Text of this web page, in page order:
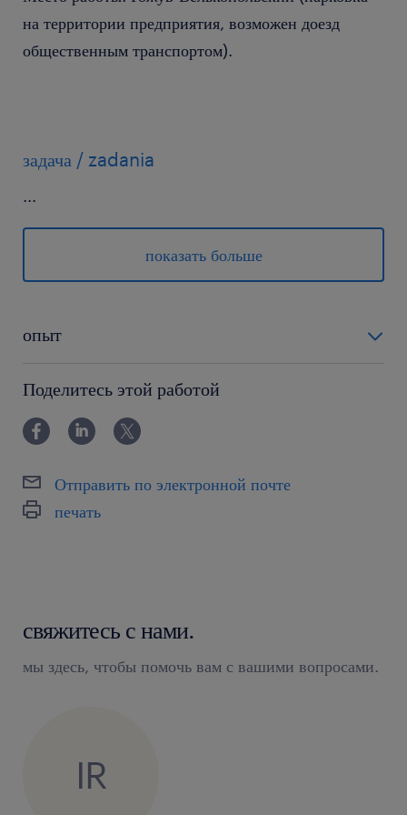
на территории предприятия, возможен доезд
общественным транспортом).
задача / zadania
...
прием и контроль товара, а также его
размещение в соответствии с инструкциями
комплектация, упаковка и отправка заказов
складе
оптимизация складских процессов
ожидаем / oczekujemy
Для участия в процессе рекрутации необходимо
отправить актуальное CV (если у Вас его нет, мы
показать больше
опыт
Поделитесь этой работой
Отправить по электронной почте
печать
свяжитесь с нами.
мы здесь, чтобы помочь вам с вашими вопросами.
IR